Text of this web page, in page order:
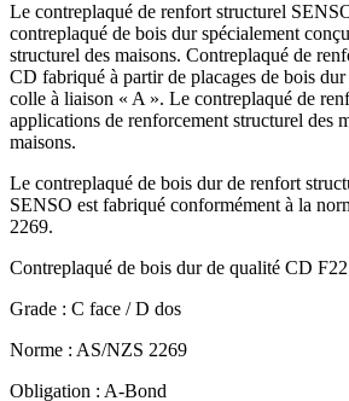
Le contreplaqué de renfort structurel
contreplaqué de bois dur spécialement
structurel des maisons. Contreplaqué de
CD fabriqué à partir de placages de bois
colle à liaison « A ». Le contreplaqué de
applications de renforcement structurel des
maisons.
Le contreplaqué de bois dur de renfort
SENSO est fabriqué conformément à la
2269.
Contreplaqué de bois dur de qualité CD F22
Grade : C face / D dos
Norme : AS/NZS 2269
Obligation : A-Bond